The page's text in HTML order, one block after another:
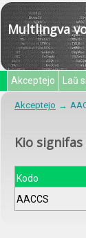
Multlingva
Akceptejo Laŭ
Akceptejo
Kio signifas
Kodo
AACCS